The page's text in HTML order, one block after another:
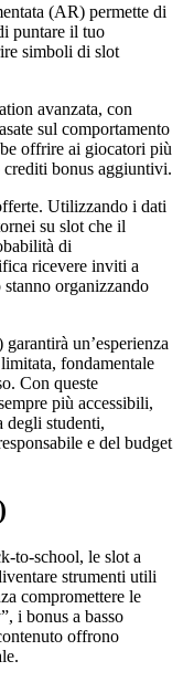
(AR) permette di
puntare il tuo
simboli di slot
avanzata, con
sul comportamento
offrire ai giocatori più
bonus aggiuntivi.
Utilizzando i dati
su slot che il
di
ricevere inviti a
organizzando
un’esperienza
fondamentale
Con queste
più accessibili,
degli studenti,
e del budget
le slot a
strumenti utili
compromettere le
i bonus a basso
offrono